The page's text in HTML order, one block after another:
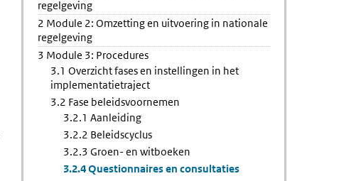
regelgeving
2 Module 2: Omzetting en uitvoering in nationale
regelgeving
3 Module 3: Procedures
3.1 Overzicht fases en instellingen in het
implementatietraject
3.2 Fase beleidsvoornemen
3.2.1 Aanleiding
3.2.2 Beleidscyclus
3.2.3 Groen- en witboeken
3.2.4 Questionnaires en consultaties